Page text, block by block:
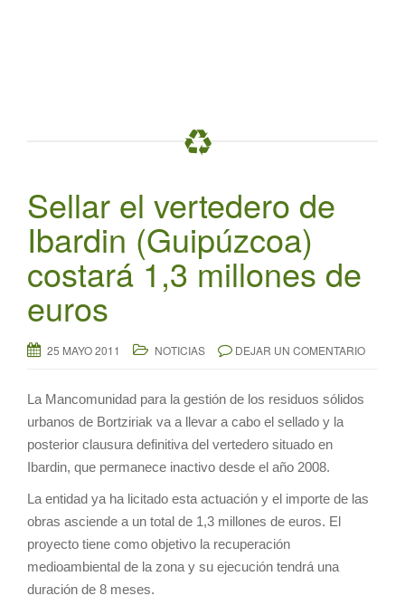
Sellar el vertedero de
Ibardin (Guipúzcoa)
costará 1,3 millones de
euros
25 MAYO 2011 NOTICIAS DEJAR UN COMENTARIO
La Mancomunidad para la gestión de los residuos sólidos
urbanos de Bortziriak va a llevar a cabo el sellado y la
posterior clausura definitiva del vertedero situado en
Ibardin, que permanece inactivo desde el año 2008.
La entidad ya ha licitado esta actuación y el importe de las
obras asciende a un total de 1,3 millones de euros. El
proyecto tiene como objetivo la recuperación
medioambiental de la zona y su ejecución tendrá una
duración de 8 meses.